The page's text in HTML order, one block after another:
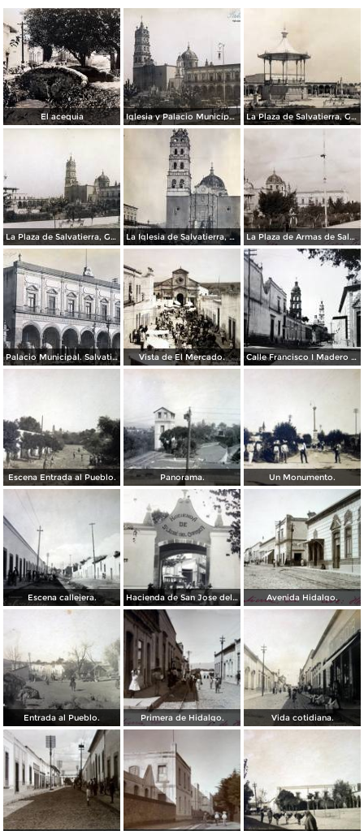
El acequia Iglesia y Palacio Municipal de Salvatierra, Guanajuato. La Plaza de Salvatierra, Guanajuato.
La Plaza de Salvatierra, Guanajuato. La Iglesia de Salvatierra, Guanajuato. La Plaza de Armas de Salvatierra, Guanajuato
Palacio Municipal. Salvatierra, Guanajuato. Vista de El Mercado. Calle Francisco I Madero ( Circulada el 6 de Febrero de 1945 ).
Escena Entrada al Pueblo. Panorama. Un Monumento.
Escena callejera. Hacienda de San Jose del Carmen Salvatierra, Guanajuato. Avenida Hidalgo.
Entrada al Pueblo. Primera de Hidalgo. Vida cotidiana.